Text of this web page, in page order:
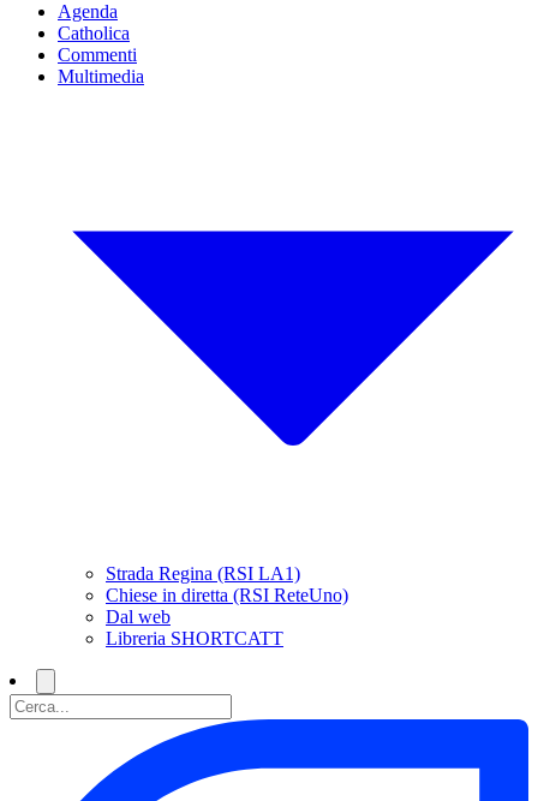
Agenda
Catholica
Commenti
Multimedia
Strada Regina (RSI LA1)
Chiese in diretta (RSI ReteUno)
Dal web
Libreria SHORTCATT